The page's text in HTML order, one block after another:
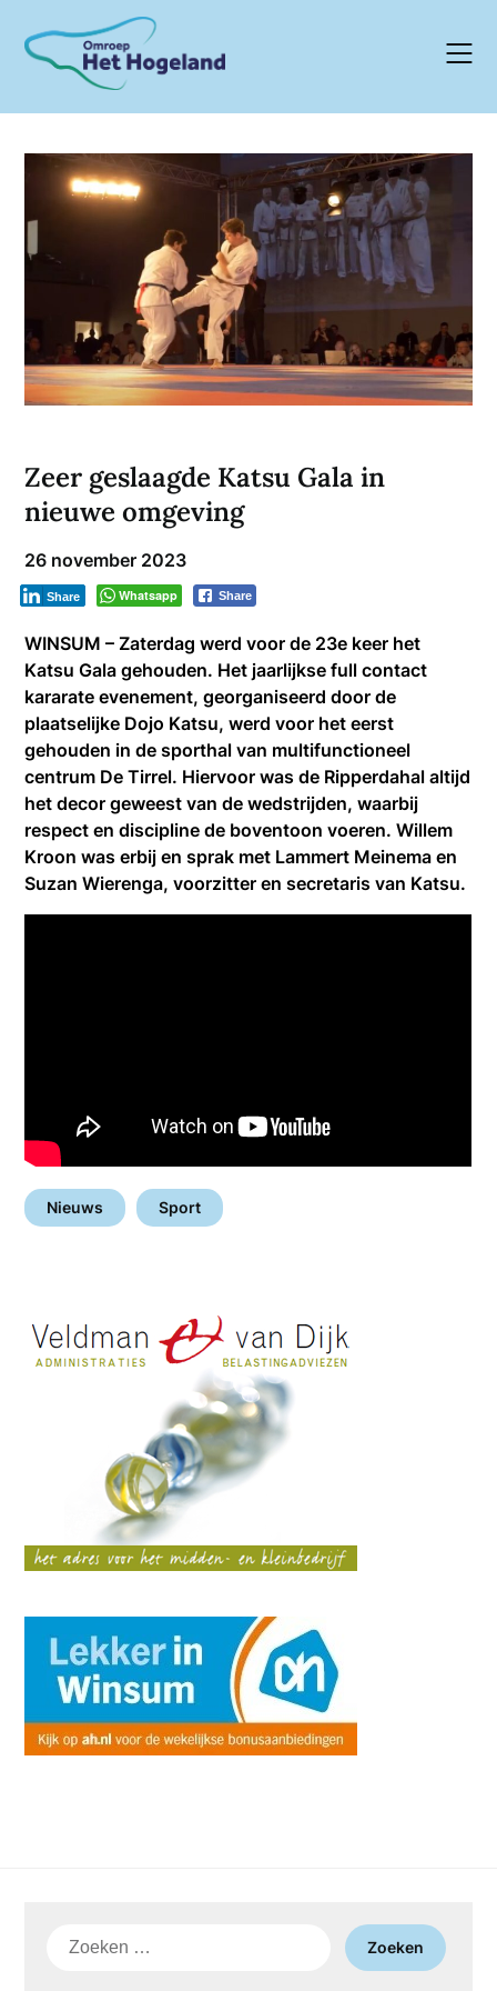
content
Zeer geslaagde Katsu Gala in
nieuwe omgeving
26 november 2023
Whatsapp Share
Share
WINSUM – Zaterdag werd voor de 23e keer het
Katsu Gala gehouden. Het jaarlijkse full contact
kararate evenement, georganiseerd door de
plaatselijke Dojo Katsu, werd voor het eerst
gehouden in de sporthal van multifunctioneel
centrum De Tirrel. Hiervoor was de Ripperdahal altijd
het decor geweest van de wedstrijden, waarbij
respect en discipline de boventoon voeren. Willem
Kroon was erbij en sprak met Lammert Meinema en
Suzan Wierenga, voorzitter en secretaris van Katsu.
Nieuws Sport
Zoeken